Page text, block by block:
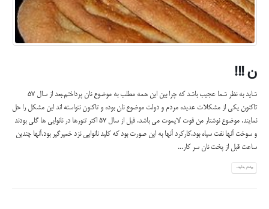
ن !!!
شاید به نظر شما عجیب باشد که چرا بین این همه مطلب به موضوع نان پرداختم.بعد از سال 57
تاکنون یکی از مشکلات عدیده مردم و دولت موضوع نان بوده و تاکنون نتواسته اند این مشکل را حل
نمایند. موضوع نوشتار من قوت لایموت می باشد. قبل از سال 57 اکثر تنورها در نانوایی ها گلی بودند
و سوخت آنها نفت سیاه بود.کارکرد آنها به این صورت بود که کلید نانوایی نزد خمیرگیر بود.آنها چندین
ساعت قبل از پخت نان سر کار...
بیشتر بدانید...